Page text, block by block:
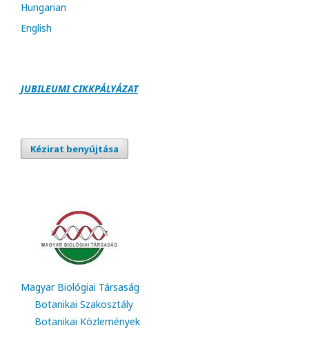
Hungarian
English
JUBILEUMI CIKKPÁLYÁZAT
Kézirat benyújtása
Magyar Biológiai Társaság
Botanikai Szakosztály
Botanikai Közlemények